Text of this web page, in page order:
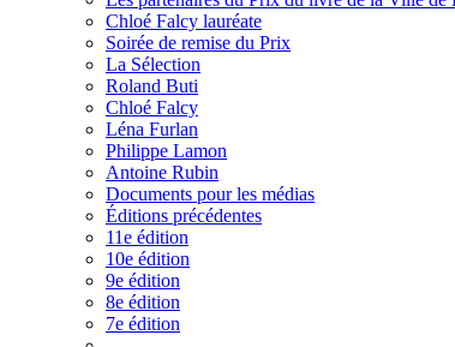
Chloé Falcy lauréate
Soirée de remise du Prix
La Sélection
Roland Buti
Chloé Falcy
Léna Furlan
Philippe Lamon
Antoine Rubin
Documents pour les médias
Éditions précédentes
11e édition
10e édition
9e édition
8e édition
7e édition